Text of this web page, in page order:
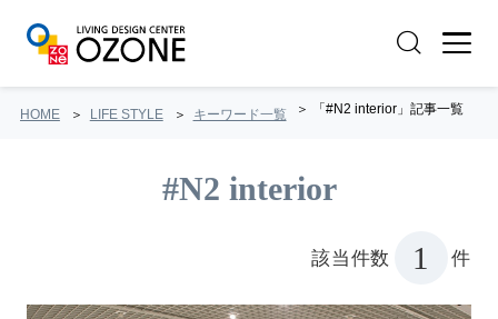
HOME LIFE STYLE キーワード一覧 「#N2 interior」記事一覧
#N2 interior
該当件数 1 件